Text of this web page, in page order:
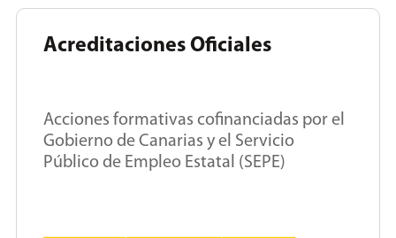
Acreditaciones Oficiales
Acciones formativas cofinanciadas por el
Gobierno de Canarias y el Servicio
Público de Empleo Estatal (SEPE)